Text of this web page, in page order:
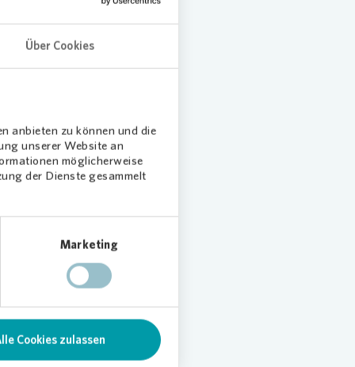
Über Cookies
anbieten zu können und die
unserer Website an
möglicherweise
der Dienste gesammelt
Marketing
Cookies zulassen
mit
am
und
die
der